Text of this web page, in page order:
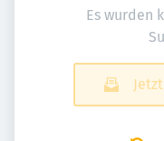
Es wurden